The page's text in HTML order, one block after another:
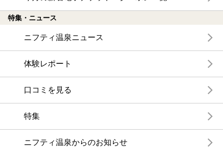
特集・ニュース
ニフティ温泉ニュース
体験レポート
口コミを見る
特集
ニフティ温泉からのお知らせ